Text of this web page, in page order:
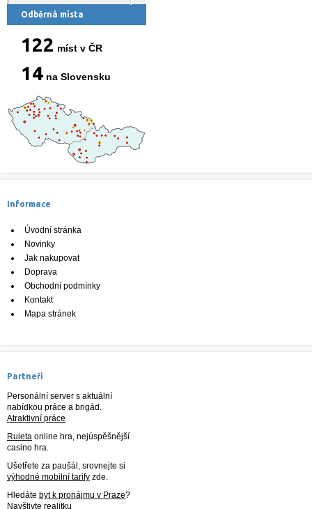
Odběrná místa
122 míst v ČR
14 na Slovensku
Informace
Úvodní stránka
Novinky
Jak nakupovat
Doprava
Obchodní podmínky
Kontakt
Mapa stránek
Partneři
Personální server s aktuální
nabídkou práce a brigád.
Atraktivní práce
Ruleta online hra, nejúspěšnější
casino hra.
Ušetřete za paušál, srovnejte si
výhodné mobilní tarify zde.
Hledáte byt k pronájmu v Praze?
Navštivte realitku